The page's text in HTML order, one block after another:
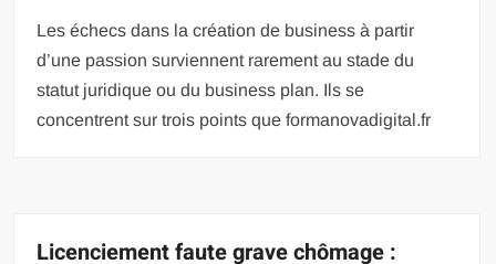
Les échecs dans la création de business à partir
d’une passion surviennent rarement au stade du
statut juridique ou du business plan. Ils se
concentrent sur trois points que formanovadigital.fr
Licenciement faute grave chômage :